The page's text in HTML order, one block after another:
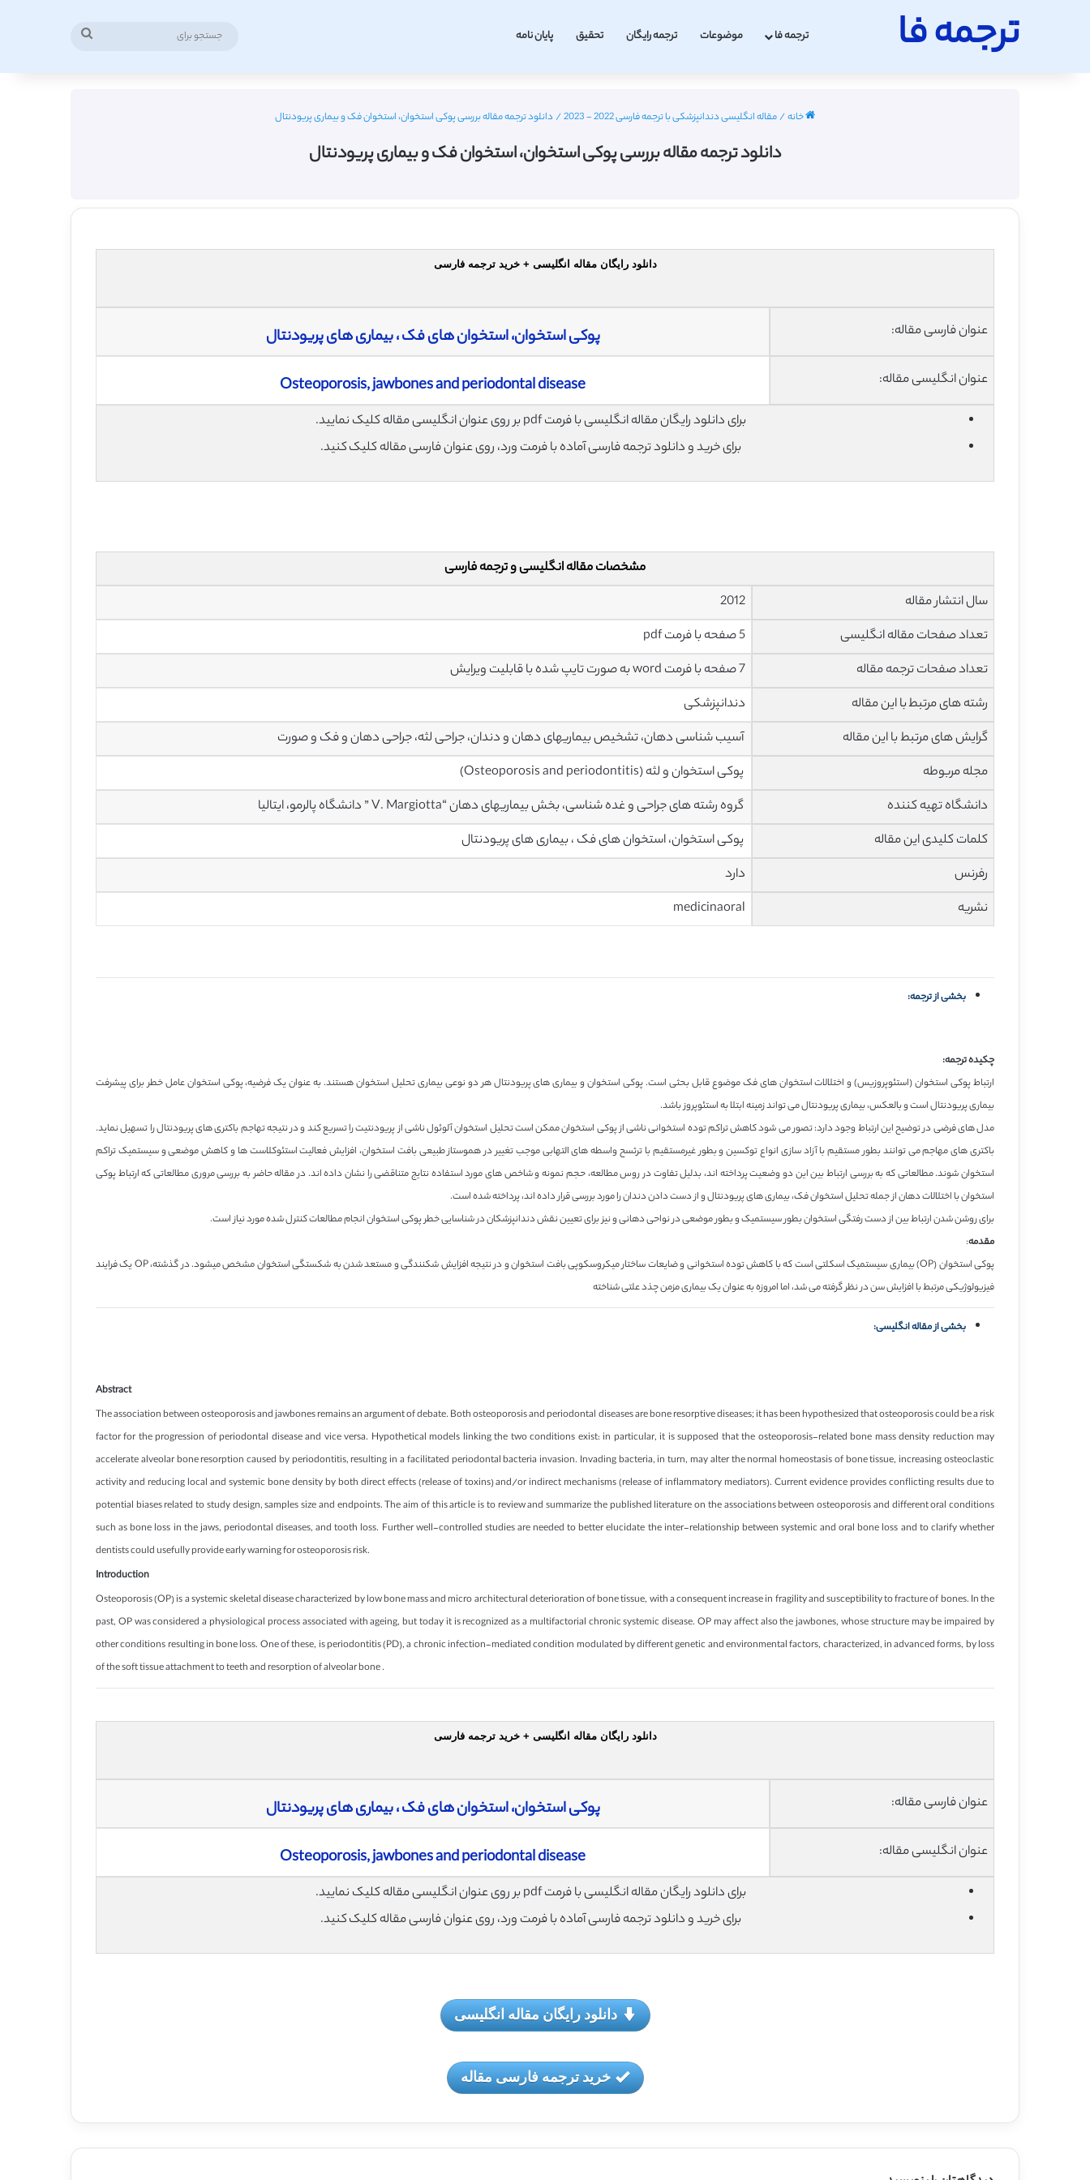
ترجمه فا ترجمه فا موضوعات ترجمه رایگان تحقیق پایان نامه
خانه/مقاله انگلیسی دندانپزشکی با ترجمه فارسی 2022 - 2023 / دانلود ترجمه مقاله بررسی پوکی استخوان، استخوان فک و بیماری پریودنتال
دانلود ترجمه مقاله بررسی پوکی استخوان، استخوان فک و بیماری پریودنتال
دانلود رایگان مقاله انگلیسی + خرید ترجمه فارسی
عنوان فارسی مقاله: پوکی استخوان، استخوان های فک ، بیماری های پریودنتال
عنوان انگلیسی مقاله: Osteoporosis, jawbones and periodontal disease
برای دانلود رایگان مقاله انگلیسی با فرمت pdf بر روی عنوان انگلیسی مقاله کلیک نمایید.
برای خرید و دانلود ترجمه فارسی آماده با فرمت ورد، روی عنوان فارسی مقاله کلیک کنید.
مشخصات مقاله انگلیسی و ترجمه فارسی
سال انتشار مقاله
2012
تعداد صفحات مقاله انگلیسی
5 صفحه با فرمت pdf
تعداد صفحات ترجمه مقاله
7 صفحه با فرمت word به صورت تایپ شده با قابلیت ویرایش
رشته های مرتبط با این مقاله
دندانپزشکی
گرایش های مرتبط با این مقاله
آسیب شناسی دهان، تشخیص بیماریهای دهان و دندان، جراحی لثه، جراحی دهان و فک و صورت
مجله مربوطه
پوکی استخوان و لثه (Osteoporosis and periodontitis)
دانشگاه تهیه کننده
گروه رشته های جراحی و غده شناسی، بخش بیماریهای دهان “V. Margiotta ” دانشگاه پالرمو، ایتالیا
کلمات کلیدی این مقاله
‏پوکی استخوان، استخوان های فک ، بیماری های پریودنتال
رفرنس
دارد
نشریه
medicinaoral
بخشی از ترجمه:
چکیده ترجمه:
ارتباط پوکی استخوان (استئوپروزیس) و اختلالات استخوان های فک موضوع قابل بحثی است. پوکی استخوان و بیماری های پریودنتال هر دو نوعی بیماری تحلیل استخوان هستند. به عنوان یک فرضیه، پوکی استخوان عامل خطر برای پیشرفت
بیماری پریودنتال است و بالعکس، بیماری پریودنتال می تواند زمینه ابتلا به استئوپروز باشد.
‏مدل های فرضی در توضیح این ارتباط وجود دارد: تصور می شود کاهش تراکم توده استخوانی ناشی از پوکی استخوان ممکن است تحلیل استخوان آلوئول ناشی از پریودنتیت را تسریع کند و در نتیجه تهاجم باکتری های پریودنتال را تسهیل نماید.
باکتری های مهاجم می توانند بطور مستقیم با آزاد سازی انواع توکسین و بطور غیرمستقیم با ترثسح واسطه های التهابی موجب تغییر در هموستاز طبیعی بافت استخوان، افزایش فعالیت استئوکلاست ها و کاهش موضعی و سیستمیک تراکم
استخوان شوند. مطالعاتی که به بررسی ارتباط بین این دو وضعیت پرداخته اند، بدلیل تفاوت در روس مطالعه، حجم نمونه و شاخص های مورد استفاده نتایج متناقضی را نشان داده اند. در مقاله حاضر به بررسی مروری مطالعاتی که ارتباط پوکی
استخوان با اختلالات دهان از جمله تحلیل استخوان فک، بیماری های پریودنتال و از دست دادن دندان را مورد بررسی قرار داده اند، پرداخته شده است.
‏برای روشن شدن ارتباط بین از دست رفتگی استخوان بطور سیستمیک و بطور موضعی در نواحی دهانی و نیز برای تعیین نقش دندانپزشکان در شناسایی خطر پوکی استخوان انجام مطالعات کنترل شده مورد نیاز است.
مقدمه:
پوکی استخوان (OP) بیماری سیستمیک اسکلتی است که با کاهش توده استخوانی و ضایعات ساختار میکروسکوپی بافت استخوان و در نتیجه افزایش شکنندگی و مستعد شدن به شکستگی استخوان مشخص میشود. در گذشته، OP یک فرایند
فیزیولوژیکی مرتبط با افزایش سن در نظر گرفته می شد، اما امروزه به عنوان یک بیماری مزمن چذد علتی شناخته
بخشی از مقاله انگلیسی:
Abstract
The association between osteoporosis and jawbones remains an argument of debate. Both osteoporosis and periodontal diseases are bone resorptive diseases; it has been hypothesized that osteoporosis could be a risk
factor for the progression of periodontal disease and vice versa. Hypothetical models linking the two conditions exist: in particular, it is supposed that the osteoporosis-related bone mass density reduction may
accelerate alveolar bone resorption caused by periodontitis, resulting in a facilitated periodontal bacteria invasion. Invading bacteria, in turn, may alter the normal homeostasis of bone tissue, increasing osteoclastic
activity and reducing local and systemic bone density by both direct effects (release of toxins) and/or indirect mechanisms (release of inflammatory mediators). Current evidence provides conflicting results due to
potential biases related to study design, samples size and endpoints. The aim of this article is to review and summarize the published literature on the associations between osteoporosis and different oral conditions
such as bone loss in the jaws, periodontal diseases, and tooth loss. Further well-controlled studies are needed to better elucidate the inter-relationship between systemic and oral bone loss and to clarify whether
dentists could usefully provide early warning for osteoporosis risk.
Introduction
Osteoporosis (OP) is a systemic skeletal disease characterized by low bone mass and micro architectural deterioration of bone tissue, with a consequent increase in fragility and susceptibility to fracture of bones. In the
past, OP was considered a physiological process associated with ageing, but today it is recognized as a multifactorial chronic systemic disease. OP may affect also the jawbones, whose structure may be impaired by
other conditions resulting in bone loss. One of these, is periodontitis (PD), a chronic infection-mediated condition modulated by different genetic and environmental factors, characterized, in advanced forms, by loss
of the soft tissue attachment to teeth and resorption of alveolar bone .
دانلود رایگان مقاله انگلیسی + خرید ترجمه فارسی
عنوان فارسی مقاله: پوکی استخوان، استخوان های فک ، بیماری های پریودنتال
عنوان انگلیسی مقاله: Osteoporosis, jawbones and periodontal disease
برای دانلود رایگان مقاله انگلیسی با فرمت pdf بر روی عنوان انگلیسی مقاله کلیک نمایید.
برای خرید و دانلود ترجمه فارسی آماده با فرمت ورد، روی عنوان فارسی مقاله کلیک کنید.
دانلود رایگان مقاله انگلیسی
خرید ترجمه فارسی مقاله